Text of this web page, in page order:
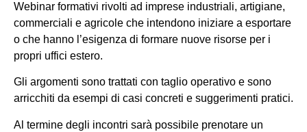
Webinar formativi rivolti ad imprese industriali, artigiane,
commerciali e agricole che intendono iniziare a esportare
o che hanno l’esigenza di formare nuove risorse per i
propri uffici estero.
Gli argomenti sono trattati con taglio operativo e sono
arricchiti da esempi di casi concreti e suggerimenti pratici.
Al termine degli incontri sarà possibile prenotare un